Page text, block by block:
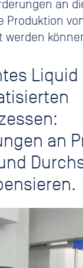
an
Produktion
werden
an